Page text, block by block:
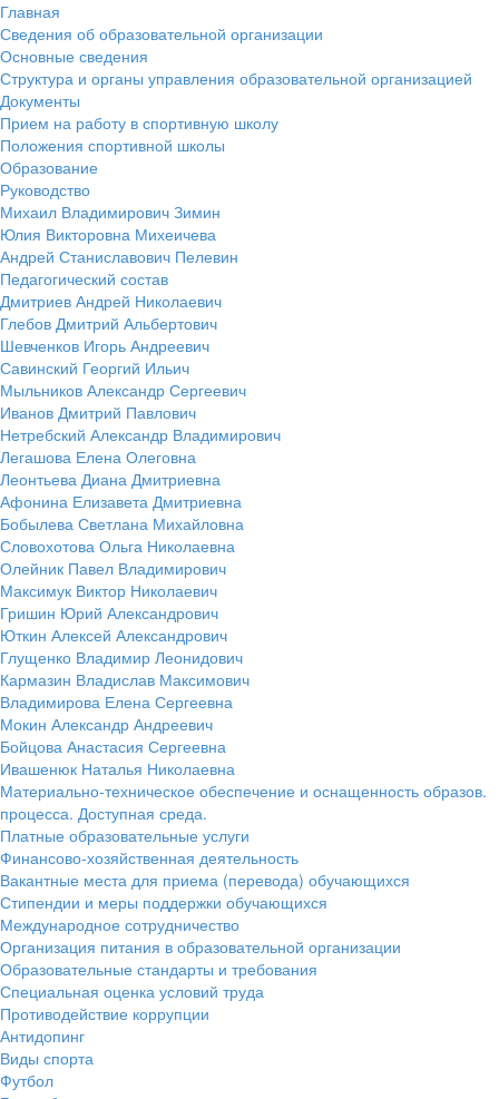
Главная
Сведения об образовательной организации
Основные сведения
Структура и органы управления образовательной организацией
Документы
Прием на работу в спортивную школу
Положения спортивной школы
Образование
Руководство
Михаил Владимирович Зимин
Юлия Викторовна Михеичева
Андрей Станиславович Пелевин
Педагогический состав
Дмитриев Андрей Николаевич
Глебов Дмитрий Альбертович
Шевченков Игорь Андреевич
Савинский Георгий Ильич
Мыльников Александр Сергеевич
Иванов Дмитрий Павлович
Нетребский Александр Владимирович
Легашова Елена Олеговна
Леонтьева Диана Дмитриевна
Афонина Елизавета Дмитриевна
Бобылева Светлана Михайловна
Словохотова Ольга Николаевна
Олейник Павел Владимирович
Максимук Виктор Николаевич
Гришин Юрий Александрович
Юткин Алексей Александрович
Глущенко Владимир Леонидович
Кармазин Владислав Максимович
Владимирова Елена Сергеевна
Мокин Александр Андреевич
Бойцова Анастасия Сергеевна
Ивашенюк Наталья Николаевна
Материально-техническое обеспечение и оснащенность образов.
процесса. Доступная среда.
Платные образовательные услуги
Финансово-хозяйственная деятельность
Вакантные места для приема (перевода) обучающихся
Стипендии и меры поддержки обучающихся
Международное сотрудничество
Организация питания в образовательной организации
Образовательные стандарты и требования
Специальная оценка условий труда
Противодействие коррупции
Антидопинг
Виды спорта
Футбол